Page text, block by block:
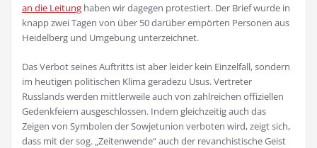
an die Leitung haben wir dagegen protestiert. Der Brief wurde in
knapp zwei Tagen von über 50 darüber empörten Personen aus
Heidelberg und Umgebung unterzeichnet.
Das Verbot seines Auftritts ist aber leider kein Einzelfall, sondern
im heutigen politischen Klima geradezu Usus. Vertreter
Russlands werden mittlerweile auch von zahlreichen offiziellen
Gedenkfeiern ausgeschlossen. Indem gleichzeitig auch das
Zeigen von Symbolen der Sowjetunion verboten wird, zeigt sich,
dass mit der sog. „Zeitenwende“ auch der revanchistische Geist